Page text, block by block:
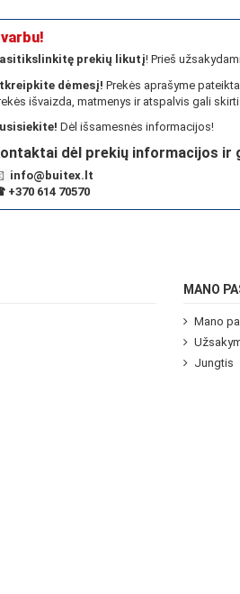
prekių likutį! Prieš
dėmesį! Prekės aprašyme
išvaizda, matmenys ir atspalvis gali
Dėl išsamesnės informacijos!
dėl prekių informacijos ir
info@buitex.lt
+370 614 70570
MANO
Mano
Jungtis